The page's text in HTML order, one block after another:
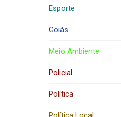
Esporte
Goiás
Meio Ambiente
Policial
Política